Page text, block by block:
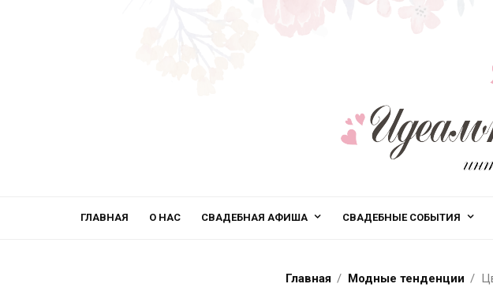
ГЛАВНАЯ О НАС СВАДЕБНАЯ АФИША СВАДЕБНЫЕ СОБЫТИЯ
Главная Модные тенденции